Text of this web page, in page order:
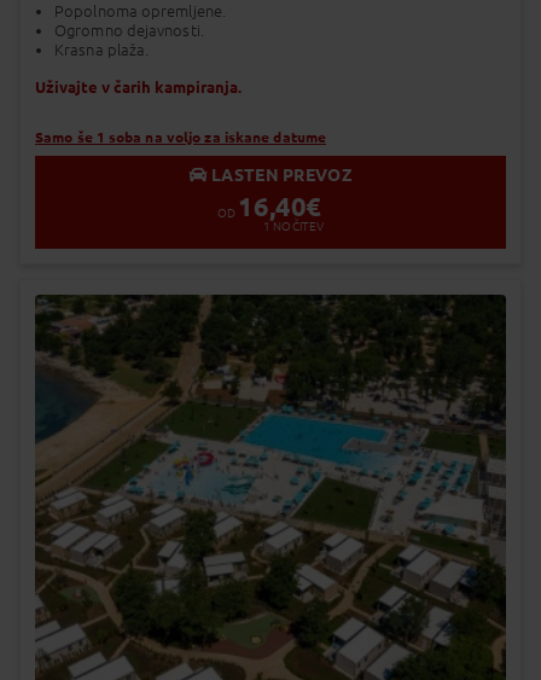
Popolnoma opremljene.
Ogromno dejavnosti.
Krasna plaža.
Uživajte v čarih kampiranja.
Samo še 1 soba na voljo za iskane datume
LASTEN PREVOZ
OD 16,40€
1 NOČITEV